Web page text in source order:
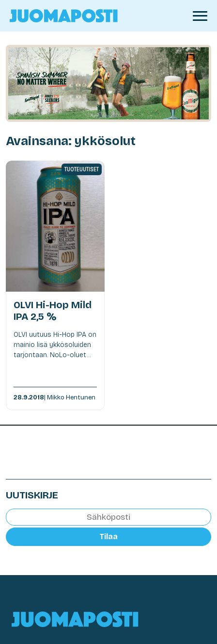
Avainsana: ykkösolut
TUOTEUUTISET
OLVI Hi-Hop Mild
IPA 2,5 %
OLVI uutuus Hi-Hop IPA on
mainio lisä ykkösoluiden
tarjontaan. NoLo-oluet...
28.9.2018| Mikko Hentunen
UUTISKIRJE
Tilaa